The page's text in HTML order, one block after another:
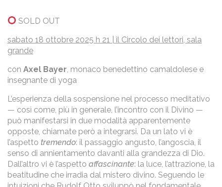
SOLD OUT
sabato 18 ottobre 2025 h 21
il Circolo dei lettori, sala
grande
con Axel Bayer , monaco benedettino camaldolese e
insegnante di yoga
L’esperienza della sospensione nel processo meditativo
— così come, più in generale, l’incontro con il Divino —
può manifestarsi in due modalità apparentemente
opposte, chiamate però a integrarsi. Da un lato vi è
l’aspetto tremendo: il passaggio angusto, l’angoscia, il
senso di annientamento davanti alla grandezza di Dio.
Dall’altro vi è l’aspetto affascinante: la luce, l’attrazione, la
beatitudine che irradia dal mistero divino. Seguendo le